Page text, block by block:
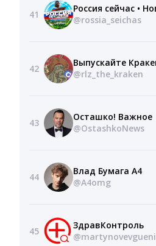
41
@rossia_seichas
42
@rlz_the_kraken
43
@OstashkoNews
44
Влад Бумага А4
@A4omg
45
ЗдравКонтроль
@martynovevgueni